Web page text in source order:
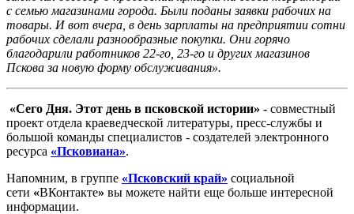
с семью магазинами города. Были поданы заявки рабочих на
товары. И вот вчера, в день зарплаты на предприятии сотни
рабочих сделали разнообразные покупки. Они горячо
благодарили работников 22-го, 23-го и других магазинов
Пскова за новую форму обслуживания».
«Сего Дня. Этот день в псковской истории» - совместный
проект отдела краеведческой литературы, пресс-службы и
большой команды специалистов - создателей электронного
ресурса «Псковиана».
Напомним, в группе «Псковский край» социальной
сети «ВКонтакте» вы можете найти еще больше интересной
информации.